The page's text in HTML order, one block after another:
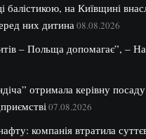
балістикою, на Київщині
них дитина08.08.2026
– Польща допомагає”, –
отримала керівну
07.08.2026
компанія втратила